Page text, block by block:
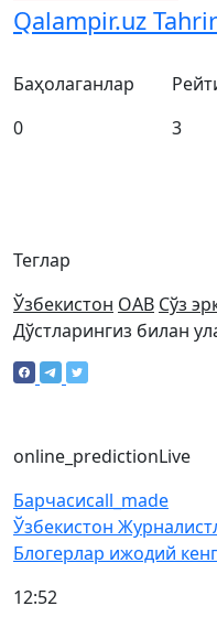
Qalampir.uz
Теглар
Ўзбекистон ОАВ Сўз
Баҳолаганлар
0
3
Дўстларингиз билан
online_predictionLive
Барчасиcall_made
Ўзбекистон
Блогерлар ижодий
12:52